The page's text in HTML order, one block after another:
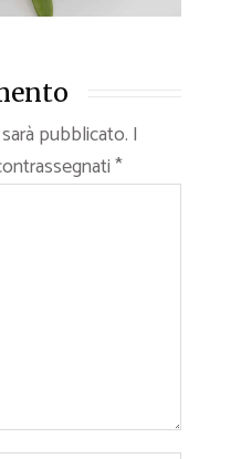
pubblicato. I
*